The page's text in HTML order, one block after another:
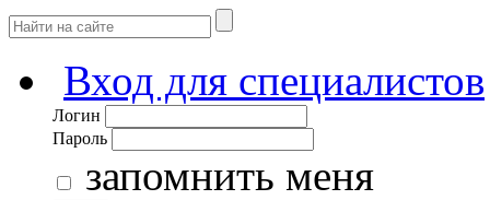
Вход для специалистов
Логин
Пароль
запомнить меня